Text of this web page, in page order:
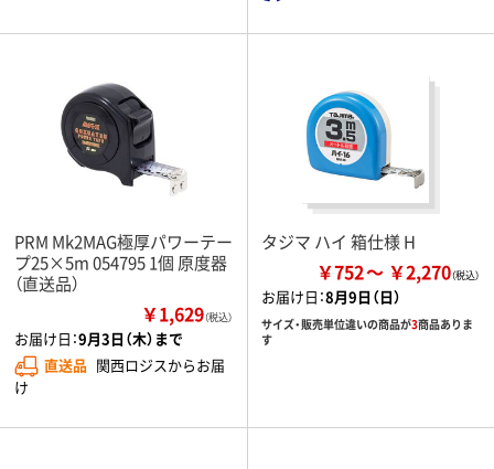
PRM Mk2MAG極厚パワーテー
プ25×5m 054795 1個 原度器
（直送品）
￥1,629（税込）
お届け日：9月3日（木）まで
直送品 関西ロジスからお届
け
タジマ ハイ 箱仕様 H
￥752 ￥2,270
お届け日：8月9日（日）
サイズ・販売単位違いの商品が3商品ありま
す